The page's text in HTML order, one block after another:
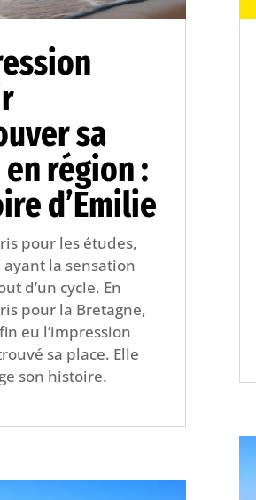
sa
région :
d’Emilie
pour les études,
la sensation
d’un cycle. En
pour la Bretagne,
eu l’impression
sa place. Elle
son histoire.